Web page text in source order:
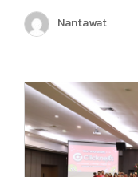
ขึ้น และครั้งนี้ถือเป็นอี
เทคโนโลยี จำกัด เพร
Nantawat